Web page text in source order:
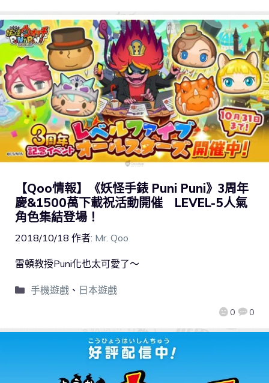
【Qoo情報】《妖怪手錶 Puni Puni》3周年
慶&1500萬下載祝活動開催 LEVEL-5人氣
角色集結登場！
2018/10/18 作者: Mr. Qoo
0 0
雷頓教授Puni化也太可愛了～
手機遊戲、 日本遊戲